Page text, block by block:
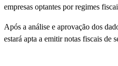
empresas optantes por regimes
Após a análise e aprovação dos
estará apta a emitir notas fiscais de